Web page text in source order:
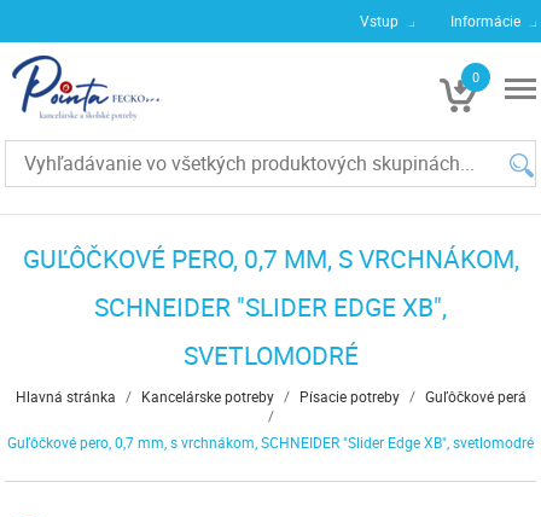
Vstup Informácie
0
€0
GUĽÔČKOVÉ PERO, 0,7 MM, S VRCHNÁKOM,
SCHNEIDER "SLIDER EDGE XB",
SVETLOMODRÉ
Hlavná stránka / Kancelárske potreby / Písacie potreby / Guľôčkové perá
/
Guľôčkové pero, 0,7 mm, s vrchnákom, SCHNEIDER "Slider Edge XB", svetlomodré